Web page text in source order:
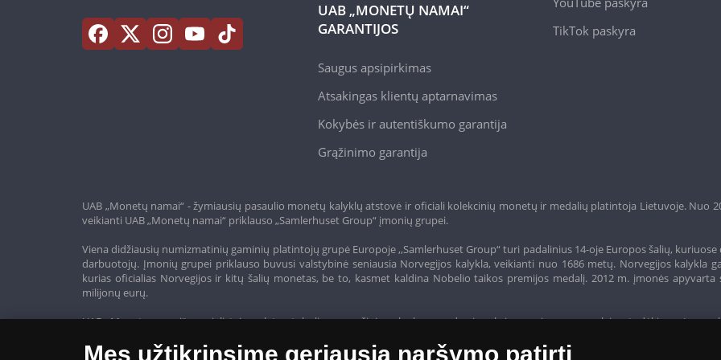
UAB „MONETŲ NAMAI“
GARANTIJOS
Saugus apsipirkimas
Atsakingas klientų aptarnavimas
Kokybės ir autentiškumo garantija
Grąžinimo garantija
TikTok paskyra
UAB „Monetų namai“ - žymiausių pasaulio monetų kalyklų atstovė ir oficiali kolekcinių monetų ir medalių platintoja Lietuvoje. Nuo
veikianti UAB „Monetų namai“ priklauso „Samlerhuset Group“ įmonių grupei.
Viena didžiausių numizmatinių gaminių platintojų grupė Europoje ,,Samlerhuset Group“ turi padalinius 14-oje Europos šalių, kuriuose
darbuotojų. Įmonių grupei priklauso buvusi valstybinė seniausia Norvegijos kalykla, veikianti nuo 1686 metų. Norvegijos kalykla
kurias oficialias Norvegijos ir kitų šalių monetas, be to, kasmet kaldina Nobelio taikos premijos medalį. 2012 m. įmonės apyvarta
milijonų eurų.
UAB „Monetų namai“ specialistai nuolatos tobulina savo žinias - lanko parodas ir aukcionus visame pasaulyje - todėl įmonė savo
Mes užtikrinsime geriausią naršymo patirtį